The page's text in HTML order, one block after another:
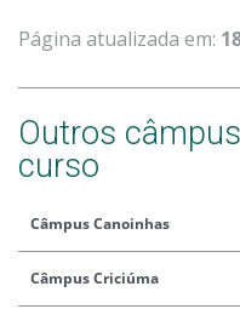
Página atualizada em:
Outros
curso
Câmpus Canoinhas
Câmpus Criciúma